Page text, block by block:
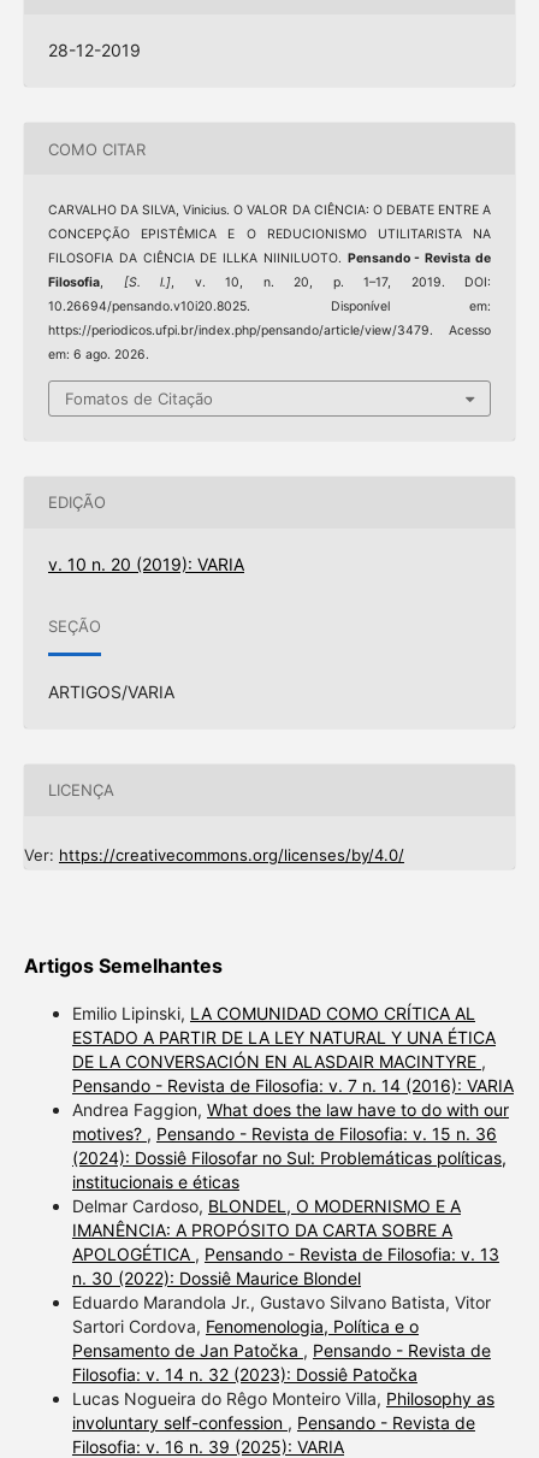
28-12-2019
COMO CITAR
CARVALHO DA SILVA, Vinicius. O VALOR DA CIÊNCIA: O DEBATE ENTRE A
CONCEPÇÃO EPISTÊMICA E O REDUCIONISMO UTILITARISTA NA
FILOSOFIA DA CIÊNCIA DE ILLKA NIINILUOTO. Pensando - Revista de
Filosofia, [S. l.], v. 10, n. 20, p. 1–17, 2019. DOI:
10.26694/pensando.v10i20.8025. Disponível em:
https://periodicos.ufpi.br/index.php/pensando/article/view/3479. Acesso
em: 6 ago. 2026.
Fomatos de Citação
EDIÇÃO
v. 10 n. 20 (2019): VARIA
SEÇÃO
ARTIGOS/VARIA
LICENÇA
Ver: https://creativecommons.org/licenses/by/4.0/
Artigos Semelhantes
Emilio Lipinski, LA COMUNIDAD COMO CRÍTICA AL
ESTADO A PARTIR DE LA LEY NATURAL Y UNA ÉTICA
DE LA CONVERSACIÓN EN ALASDAIR MACINTYRE ,
Pensando - Revista de Filosofia: v. 7 n. 14 (2016): VARIA
Andrea Faggion, What does the law have to do with our
motives? , Pensando - Revista de Filosofia: v. 15 n. 36
(2024): Dossiê Filosofar no Sul: Problemáticas políticas,
institucionais e éticas
Delmar Cardoso, BLONDEL, O MODERNISMO E A
IMANÊNCIA: A PROPÓSITO DA CARTA SOBRE A
APOLOGÉTICA , Pensando - Revista de Filosofia: v. 13
n. 30 (2022): Dossiê Maurice Blondel
Eduardo Marandola Jr., Gustavo Silvano Batista, Vitor
Sartori Cordova, Fenomenologia, Política e o
Pensamento de Jan Patočka , Pensando - Revista de
Filosofia: v. 14 n. 32 (2023): Dossiê Patočka
Lucas Nogueira do Rêgo Monteiro Villa, Philosophy as
involuntary self-confession , Pensando - Revista de
Filosofia: v. 16 n. 39 (2025): VARIA